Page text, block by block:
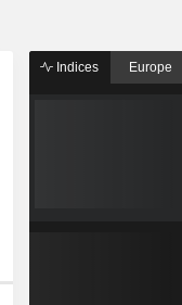
Indices Europe